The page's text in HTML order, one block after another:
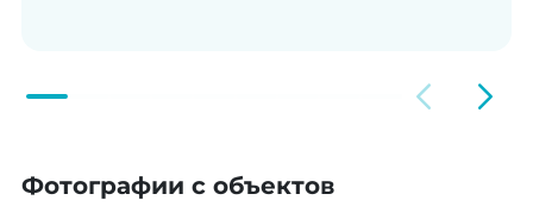
Фотографии с объектов